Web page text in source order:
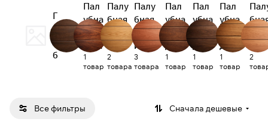
П
а
л
б
я
Пал
убна
я
доск
а из
ипе
1
товар
Палу
бная
доска
из
кума
ру
2
товара
Палу
бная
доска
из
листв
енни
3
товара
Пал
убна
я
доск
а из
мер
1
товар
Пал
убна
я
доск
а из
мер
1
товар
Пал
убна
доск
а из
тер
1
товар
из
2
Все фильтры Сначала дешевые